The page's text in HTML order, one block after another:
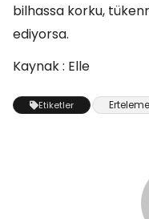
bilhassa korku,
ediyorsa.
Kaynak : Elle
Etiketler Erteleme